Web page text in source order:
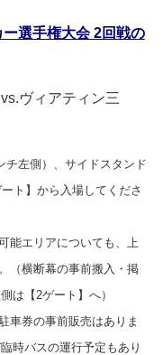
選手権大会 2回戦の
ヴィアティン三
左側）、サイドスタンド
ト】から入場してくださ
能エリアについても、上
（横断幕の事前搬入・掲
は【2ゲート】へ）
車券の事前販売はありま
時バスの運行予定もあり